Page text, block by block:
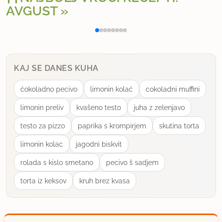
si res ne predstavljam? Hvala za odgovor! Se mi
zdi zanimivo sprobati tudi tako! Gringa
AVGUST
Polnjena paprika na klasičen način
KAJ SE DANES KUHA
ćokoladno pecivo limonin kolać cokoladni muffini
limonin preliv kvašeno testo juha z zelenjavo
testo za pizzo paprika s krompirjem skutina torta
limonin kolac jagodni biskvit
rolada s kislo smetano pecivo š sadjem
torta iz keksov kruh brez kvasa